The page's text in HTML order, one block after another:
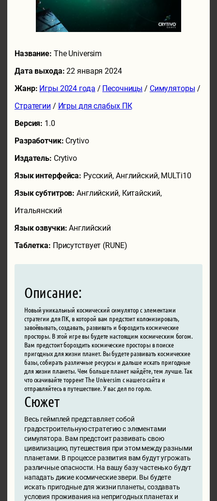
Название: The Universim
Дата выхода:22 января 2024
Жанр: Игры 2024 года / Песочницы / Симуляторы /
Стратегии / Игры для слабых ПК
Версия: 1.0
Разработчик: Crytivo
Издатель: Crytivo
Язык интерфейса: Русский, Английский, MULTi10
Язык субтитров:Английский, Китайский,
Итальянский
Язык озвучки:Английский
Таблетка: Присутствует (RUNE)
Описание:
Новый уникальный космический симулятор с элементами
стратегии для ПК, в которой вам предстоит колонизировать,
завоёвывать, создавать, развивать и бороздить космические
просторы. В этой игре вы будете настоящим космическим богом.
Вам предстоит бороздить космические просторы в поиске
пригодных для жизни планет. Вы будете развивать космические
базы, собирать различные ресурсы и дальше искать пригодные
для жизни планеты. Чем больше планет найдёте, тем лучше. Так
что скачивайте торрент The Universim с нашего сайта и
отправляйтесь в путешествие. У вас дел по горло.
Сюжет
Весь геймплей представляет собой
градостроительную стратегию с элементами
симулятора. Вам предстоит развивать свою
цивилизацию, путешествия при этом между разными
планетами. В процессе развития вам будут угрожать
различные опасности. На вашу базу частенько будут
нападать дикие космические звери. Вы будете
искать пригодные для жизни планеты, создавать
условия проживания на непригодных планетах и